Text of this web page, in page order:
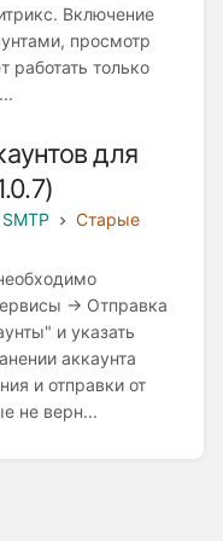
Включение
просмотр
работать только
для
Старые
→ Отправка
и указать
аккаунта
и отправки от
не верн...